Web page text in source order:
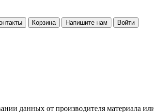
Корзина Напишите нам Войти
данных от производителя